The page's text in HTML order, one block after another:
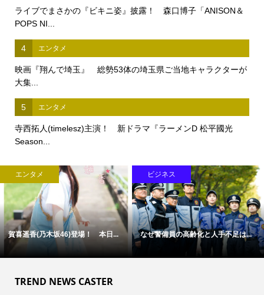
ライブでまさかの『ビキニ姿』披露！ 森口博子「ANISON＆
POPS NI...
4 エンタメ
映画『翔んで埼玉』 総勢53体の埼玉県ご当地キャラクターが
大集...
5 エンタメ
寺西拓人(timelesz)主演！ 新ドラマ『ラーメンD 松平國光
Season...
エンタメ
賀喜遥香(乃木坂46)登場！ 本日...
ビジネス
なぜ警備員の高齢化と人手不足は...
TREND NEWS CASTER